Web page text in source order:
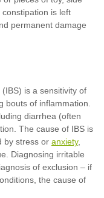
anxiety